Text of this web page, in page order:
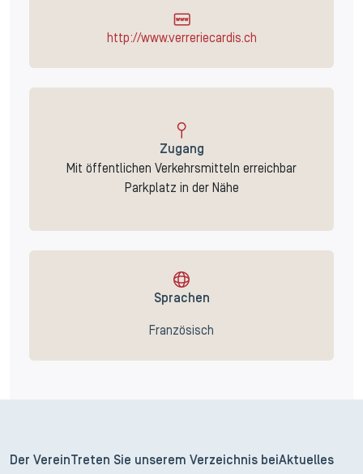
http://www.verreriecardis.ch
Zugang
Mit öffentlichen Verkehrsmitteln erreichbar
Parkplatz in der Nähe
Sprachen
Französisch
Der Verein Treten Sie unserem Verzeichnis bei Aktuelles